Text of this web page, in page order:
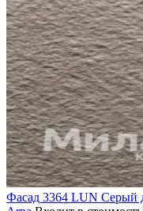
Фасад 3364 LUN Серый